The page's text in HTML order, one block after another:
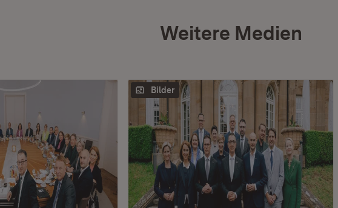
Weitere Medien
Bilder